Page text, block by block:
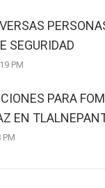
SEGURIDAD
PM
PARA
EN